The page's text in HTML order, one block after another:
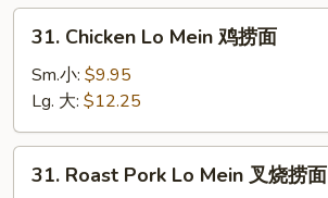
菜
Chicken
Lo
Mein
鸡
捞
31. Chicken Lo Mein 鸡捞面
Sm.小: $9.95
Lg. 大: $12.25
Roast
31. Roast Pork Lo Mein 叉烧捞面